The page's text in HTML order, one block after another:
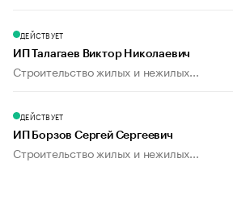
ДЕЙСТВУЕТ
ИП Талагаев Виктор Николаевич
Строительство жилых и нежилых...
ДЕЙСТВУЕТ
ИП Борзов Сергей Сергеевич
Строительство жилых и нежилых...